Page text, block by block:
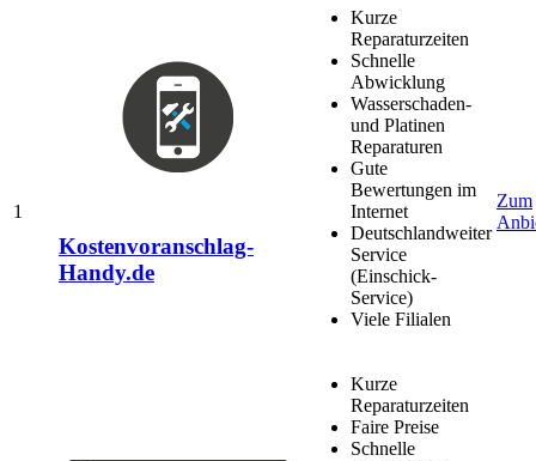
1
Kostenvoranschlag-
Handy.de
Kurze
Reparaturzeiten
Schnelle
Abwicklung
Wasserschaden-
und Platinen
Reparaturen
Gute
Bewertungen im
Internet
Deutschlandweiter
Service
(Einschick-
Service)
Viele Filialen
Zum
Kurze
Reparaturzeiten
Faire Preise
Schnelle